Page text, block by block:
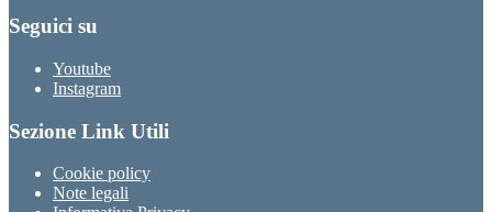
Seguici su
Youtube
Instagram
Sezione Link Utili
Cookie policy
Note legali